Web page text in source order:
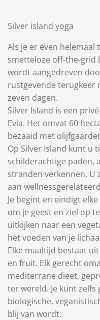
Silver island yoga
Als je er even helemaal
smetteloze off-the-grid
wordt aangedreven
rustgevende terugkeer
zeven dagen.
Silver Island is een
Evia. Het omvat 60
bezaaid met
Op Silver Island kunt u
schilderachtige paden,
stranden verkennen. U
aan
Je begint en eindigt
om je geest en ziel op
uitkijken naar een
het voeden van je
Elke maaltijd bestaat
en fruit. Elk gerecht
mediterrane dieet,
ter wereld. Je kunt zelfs
biologische,
blij van wordt.